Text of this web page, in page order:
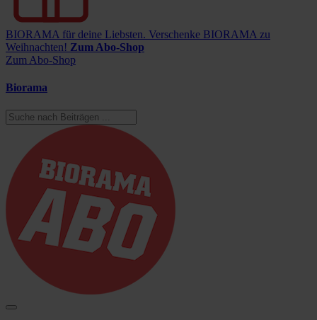
BIORAMA für deine Liebsten. Verschenke BIORAMA zu
Weihnachten! Zum Abo-Shop
Zum Abo-Shop
Biorama